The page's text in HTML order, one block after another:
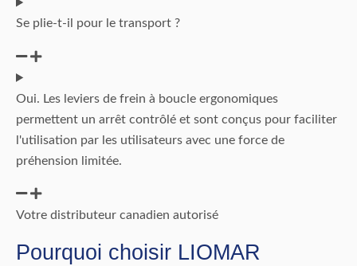
Se plie-t-il pour le transport ?
Oui. Les leviers de frein à boucle ergonomiques
permettent un arrêt contrôlé et sont conçus pour faciliter
l'utilisation par les utilisateurs avec une force de
préhension limitée.
Votre distributeur canadien autorisé
Pourquoi choisir LIOMAR